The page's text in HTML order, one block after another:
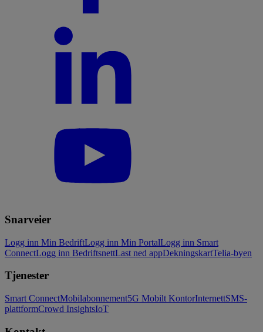
Snarveier
Logg inn Min BedriftLogg inn Min PortalLogg inn Smart
ConnectLogg inn BedriftsnettLast ned appDekningskartTelia-byen
Tjenester
Smart ConnectMobilabonnement5G Mobilt KontorInternettSMS-
plattformCrowd InsightsIoT